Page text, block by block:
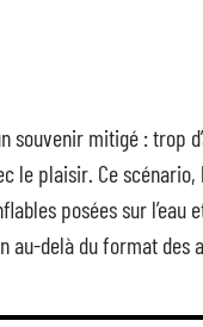
souvenir mitigé : trop
le plaisir. Ce scénario,
posées sur l’eau
au-delà du format des